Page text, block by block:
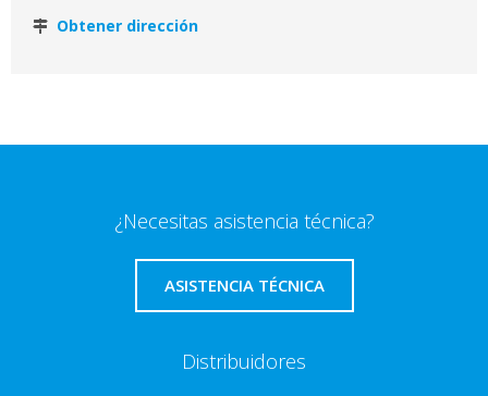
Obtener dirección
¿Necesitas asistencia técnica?
ASISTENCIA TÉCNICA
Distribuidores